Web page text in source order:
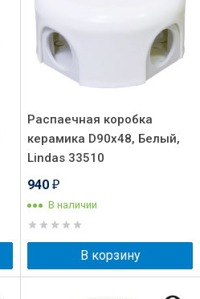
Распаечная коробка
керамика D90х48, Белый,
Lindas 33510
940 ₽
В наличии
В корзину